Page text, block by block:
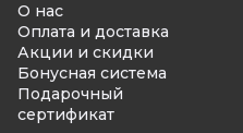
О нас
Оплата и доставка
Акции и скидки
Бонусная система
Подарочный
сертификат